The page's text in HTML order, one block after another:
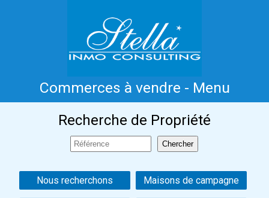
Commerces à vendre - Menu
Costa Blanca Vente Location
Nouvelle Construction Information
Recherche de Propriété
Nous recherchons Maisons de campagne